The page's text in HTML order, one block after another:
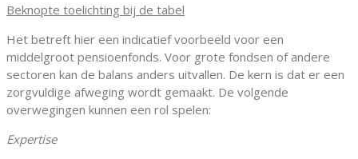
Beknopte toelichting bij de tabel
Het betreft hier een indicatief voorbeeld voor een
middelgroot pensioenfonds. Voor grote fondsen of andere
sectoren kan de balans anders uitvallen. De kern is dat er een
zorgvuldige afweging wordt gemaakt. De volgende
overwegingen kunnen een rol spelen:
Expertise